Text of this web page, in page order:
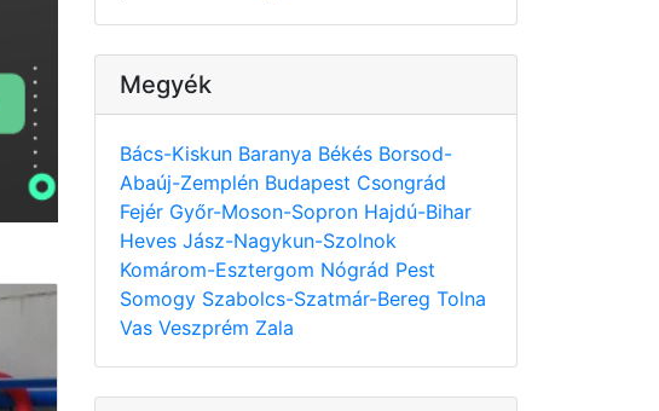
Megyék
Bács-Kiskun Baranya Békés Borsod-
Abaúj-Zemplén Budapest Csongrád
Fejér Győr-Moson-Sopron Hajdú-Bihar
Heves Jász-Nagykun-Szolnok
Komárom-Esztergom Nógrád Pest
Somogy Szabolcs-Szatmár-Bereg Tolna
Vas Veszprém Zala